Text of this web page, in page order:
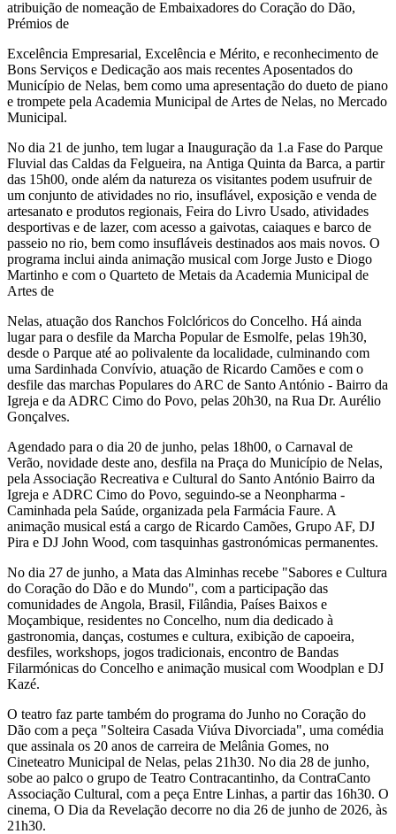
atribuição de nomeação de Embaixadores do Coração do Dão,
Prémios de
Excelência Empresarial, Excelência e Mérito, e reconhecimento de
Bons Serviços e Dedicação aos mais recentes Aposentados do
Município de Nelas, bem como uma apresentação do dueto de piano
e trompete pela Academia Municipal de Artes de Nelas, no Mercado
Municipal.
No dia 21 de junho, tem lugar a Inauguração da 1.a Fase do Parque
Fluvial das Caldas da Felgueira, na Antiga Quinta da Barca, a partir
das 15h00, onde além da natureza os visitantes podem usufruir de
um conjunto de atividades no rio, insuflável, exposição e venda de
artesanato e produtos regionais, Feira do Livro Usado, atividades
desportivas e de lazer, com acesso a gaivotas, caiaques e barco de
passeio no rio, bem como insufláveis destinados aos mais novos. O
programa inclui ainda animação musical com Jorge Justo e Diogo
Martinho e com o Quarteto de Metais da Academia Municipal de
Artes de
Nelas, atuação dos Ranchos Folclóricos do Concelho. Há ainda
lugar para o desfile da Marcha Popular de Esmolfe, pelas 19h30,
desde o Parque até ao polivalente da localidade, culminando com
uma Sardinhada Convívio, atuação de Ricardo Camões e com o
desfile das marchas Populares do ARC de Santo António - Bairro da
Igreja e da ADRC Cimo do Povo, pelas 20h30, na Rua Dr. Aurélio
Gonçalves.
Agendado para o dia 20 de junho, pelas 18h00, o Carnaval de
Verão, novidade deste ano, desfila na Praça do Município de Nelas,
pela Associação Recreativa e Cultural do Santo António Bairro da
Igreja e ADRC Cimo do Povo, seguindo-se a Neonpharma -
Caminhada pela Saúde, organizada pela Farmácia Faure. A
animação musical está a cargo de Ricardo Camões, Grupo AF, DJ
Pira e DJ John Wood, com tasquinhas gastronómicas permanentes.
No dia 27 de junho, a Mata das Alminhas recebe "Sabores e Cultura
do Coração do Dão e do Mundo", com a participação das
comunidades de Angola, Brasil, Filândia, Países Baixos e
Moçambique, residentes no Concelho, num dia dedicado à
gastronomia, danças, costumes e cultura, exibição de capoeira,
desfiles, workshops, jogos tradicionais, encontro de Bandas
Filarmónicas do Concelho e animação musical com Woodplan e DJ
Kazé.
O teatro faz parte também do programa do Junho no Coração do
Dão com a peça "Solteira Casada Viúva Divorciada", uma comédia
que assinala os 20 anos de carreira de Melânia Gomes, no
Cineteatro Municipal de Nelas, pelas 21h30. No dia 28 de junho,
sobe ao palco o grupo de Teatro Contracantinho, da ContraCanto
Associação Cultural, com a peça Entre Linhas, a partir das 16h30. O
cinema, O Dia da Revelação decorre no dia 26 de junho de 2026, às
21h30.